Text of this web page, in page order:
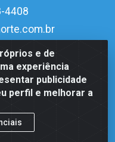
e de
experiência
publicidade
perfil e melhorar a
4408
Mário Câmara, 1815 -
59054-600 - CNPJ
51